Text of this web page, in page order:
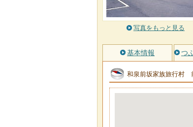
写真をもっと見る
基本情報 つ
和泉前坂家族旅行村